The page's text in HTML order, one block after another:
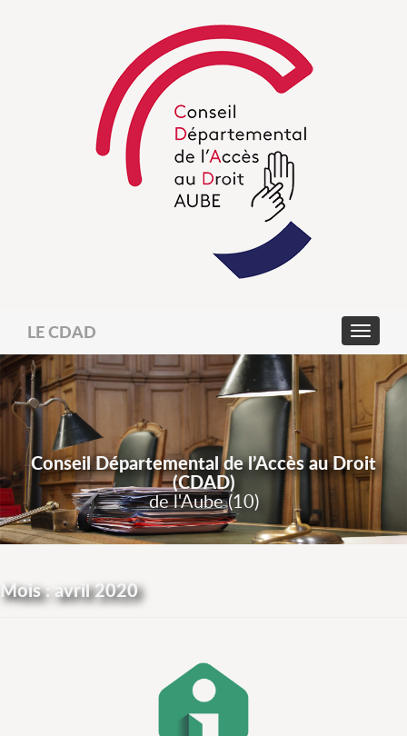
LE CDAD
Conseil Départemental de l’Accès au Droit
(CDAD)
de l'Aube (10)
Mois :avril 2020